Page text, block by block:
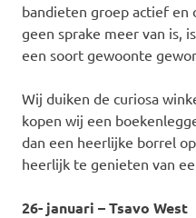
bandieten groep actief en
geen sprake meer van is,
een soort gewoonte
Wij duiken de curiosa
kopen wij een
dan een heerlijke borrel
heerlijk te genieten van
26- januari – Tsavo West